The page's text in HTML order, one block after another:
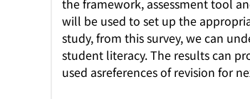
the framework, assessment tool
will be used to set up the
study, from this survey, we can
student literacy. The results can
used asreferences of revision for